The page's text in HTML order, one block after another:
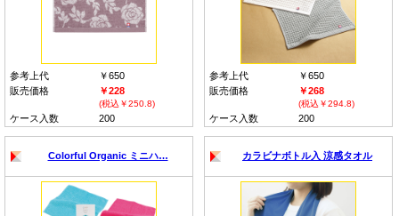
参考上代
￥650
販売価格
￥228
(税込￥250.8)
ケース入数 200
参考上代
￥650
販売価格
￥268
(税込￥294.8)
ケース入数 200
Colorful Organic ミニハ… カラビナボトル入 涼感タオル